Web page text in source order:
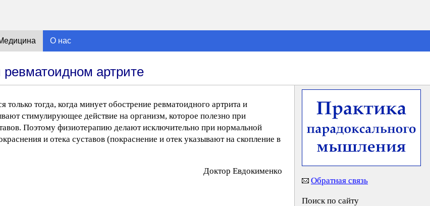
О нас
артрите
тогда, когда минует обострение ревматоидного артрита и
стимулирующее действие на организм, которое полезно при
Поэтому физиотерапию делают исключительно при нормальной
и отека суставов (покраснение и отек указывают на скопление в
Дoктop Eвдoкимeнкo
Обратная связь
Поиск по сайту